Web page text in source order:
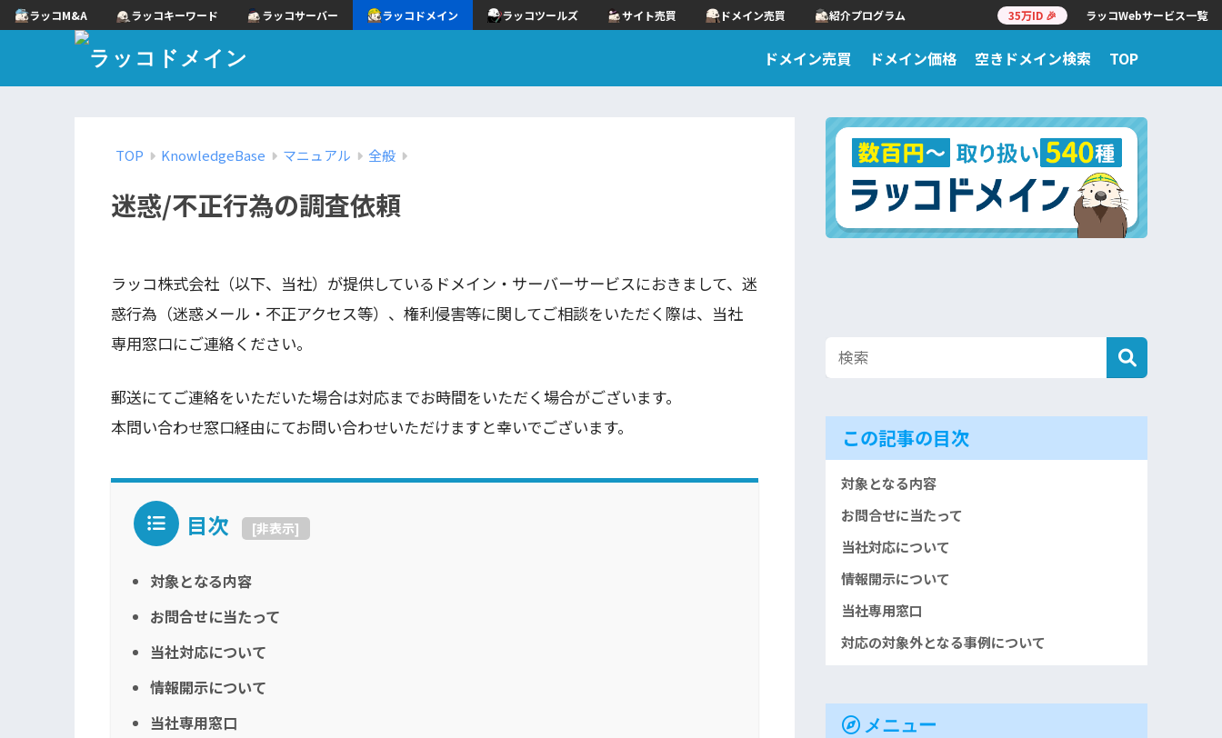
ラッコM&A ラッコキーワード ラッコサーバー ラッコドメイン ラッコツールズ サイト売買 ドメイン売買 紹介プログラム 35万ID 🎉 ラッコWebサービス一覧
ドメイン売買 ドメイン価格 空きドメイン検索 TOP
TOP KnowledgeBase マニュアル 全般
迷惑/不正行為の調査依頼
ラッコ株式会社（以下、当社）が提供しているドメイン・サーバーサービスにおきまして、迷
惑行為（迷惑メール・不正アクセス等）、権利侵害等に関してご相談をいただく際は、当社
専用窓口にご連絡ください。
郵送にてご連絡をいただいた場合は対応までお時間をいただく場合がございます。
本問い合わせ窓口経由にてお問い合わせいただけますと幸いでございます。
目次 [非表示]
対象となる内容
お問合せに当たって
当社対応について
情報開示について
当社専用窓口
この記事の目次
対象となる内容
お問合せに当たって
当社対応について
情報開示について
当社専用窓口
対応の対象外となる事例について
メニュー